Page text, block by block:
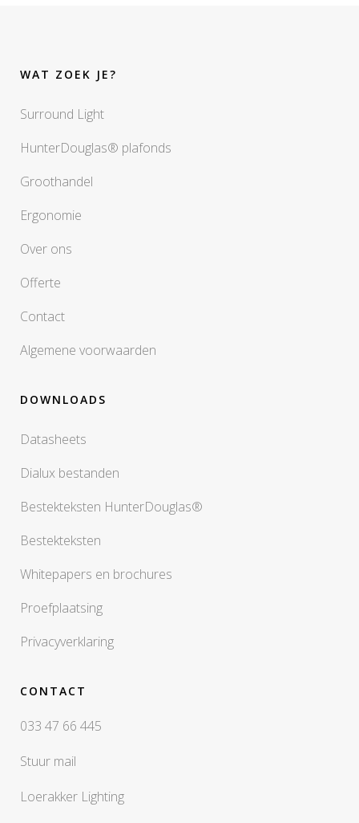
WAT ZOEK JE?
Surround Light
HunterDouglas® plafonds
Groothandel
Ergonomie
Over ons
Offerte
Contact
Algemene voorwaarden
DOWNLOADS
Datasheets
Dialux bestanden
Bestekteksten HunterDouglas®
Bestekteksten
Whitepapers en brochures
Proefplaatsing
Privacyverklaring
CONTACT
033 47 66 445
Stuur mail
Loerakker Lighting